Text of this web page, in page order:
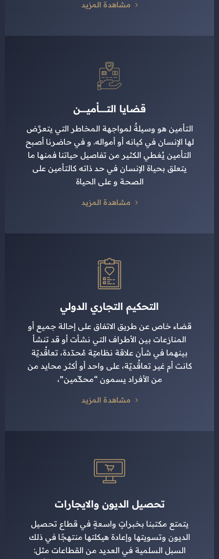
مشاهدة المزيد
قضايا التـــــــأميــــــن
التأمين هو وسيلةٌ لمواجهة المخاطر التي يتعرَّض
لها الإنسان في كيانه أو أمواله. و في حاضرنا أصبح
التأمين يُغطي الكثير من تفاصيل حياتنا فمنها ما
يتعلق بحياة الإنسان في حد ذاته كالتأمين على
الصحة و على الحياة
مشاهدة المزيد
التحكيم التجاري الدولي
قضاء خاص عن طريق الاتفاق على إحالة جميع أو
المنازعات بين الأطراف التي نشأت أو قد تنشأ
بينهما في شأن علاقة نظاميّة مُحدّدة، تعاقُديّة
كانت أم غير تعاقُديّة، على واحد أو أكثر محايد من
من الأفراد يسمون “محكّمين”،
مشاهدة المزيد
تحصيل الديون والايجارات
يتمتع مكتبنا بخبراتٍ واسعةٍ في قطاع تحصيل
الديون وتسويتها وإعادة هيكلتها منتهجًا في ذلك
السبل السلمية في العديد من القطاعات مثل: